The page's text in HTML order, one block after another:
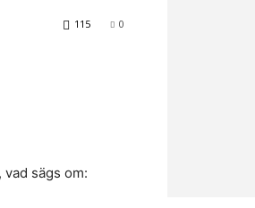
0
115
sägs om: